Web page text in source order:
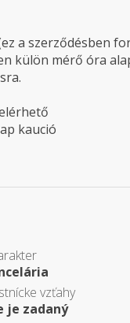
a szerződésben
külön mérő óra
kaució
vzťahy
je zadaný